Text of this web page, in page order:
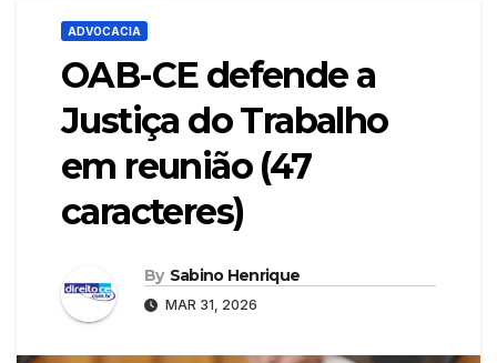
ADVOCACIA
OAB-CE defende a
Justiça do Trabalho
em reunião (47
caracteres)
By Sabino Henrique
MAR 31, 2026